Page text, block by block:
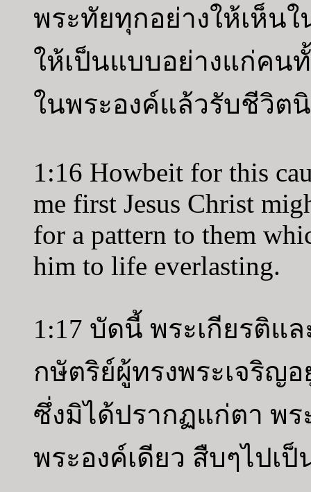
พระทัยทุกอย่างให้เห็น
ให้เป็นแบบอย่างแก่คน
ในพระองค์แล้วรับชีวิต
1:16 Howbeit for this
me first Jesus Christ
for a pattern to them
him to life everlasting.
1:17 บัดนี้ พระเกียรติแ
กษัตริย์ผู้ทรงพระเจริญ
ซึ่งมิได้ปรากฏแก่ตา พ
พระองค์เดียว สืบๆไปเป็